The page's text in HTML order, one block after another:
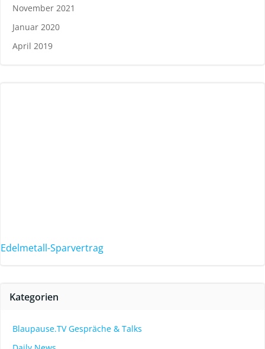
November 2021
Januar 2020
April 2019
Edelmetall-Sparvertrag
Kategorien
Blaupause.TV Gespräche & Talks